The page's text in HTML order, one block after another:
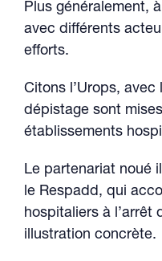
Plus généralement,
avec différents
efforts.
Citons l’Urops,
dépistage sont
établissements
Le partenariat noué
le Respadd, qui
hospitaliers à l’arrêt
illustration concrète.